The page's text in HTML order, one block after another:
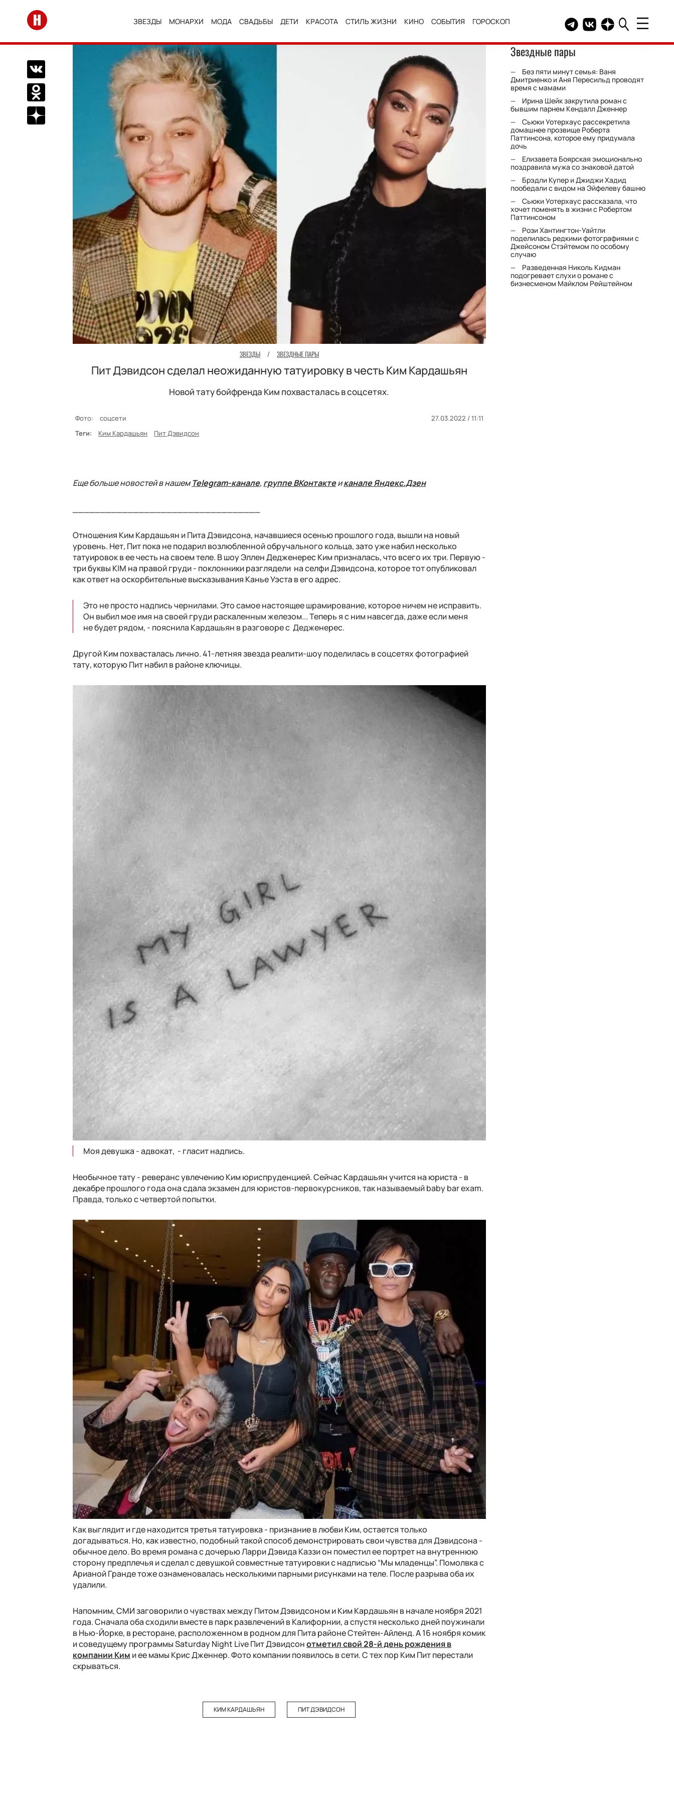
Перейти на главную
ЗВЕЗДЫ МОНАРХИ МОДА СВАДЬБЫ ДЕТИ КРАСОТА СТИЛЬ ЖИЗНИ КИНО СОБЫТИЯ ГОРОСКОП Telegram канал HELLO
Группа HELLO
Канал HELLO в
Поделиться Вконтакте
Поделиться в Одноклассниках
Подписаться на нас в Дзен
ЗВЕЗДЫ / ЗВЕЗДНЫЕ ПАРЫ
Пит Дэвидсон сделал неожиданную татуировку в честь Ким Кардашьян
Новой тату бойфренда Ким похвасталась в соцсетях.
Фото: соцсети
27.03.2022 / 11:11
Теги:
Ким Кардашьян Пит Дэвидсон
Еще больше новостей в нашемTelegram-канале, группе ВКонтактеиканале Яндекс.Дзен
Отношения Ким Кардашьян и Пита Дэвидсона, начавшиеся осенью прошлого года, вышли на новый
уровень. Нет, Пит пока не подарил возлюбленной обручального кольца, зато уже набил несколько
татуировок в ее честь на своем теле. В шоу Эллен Дедженерес Ким призналась, что всего их три. Первую -
три буквы KIM на правой груди - поклонники разглядели на селфи Дэвидсона, которое тот опубликовал
как ответ на оскорбительные высказывания Канье Уэста в его адрес.
Это не просто надпись чернилами. Это самое настоящее шрамирование, которое ничем не исправить.
Он выбил мое имя на своей груди раскаленным железом... Теперь я с ним навсегда, даже если меня
не будет рядом, - пояснила Кардашьян в разговоре с Дедженерес.
Другой Ким похвасталась лично. 41-летняя звезда реалити-шоу поделилась в соцсетях фотографией
тату, которую Пит набил в районе ключицы.
Моя девушка - адвокат, - гласит надпись.
Необычное тату - реверанс увлечению Ким юриспруденцией. Сейчас Кардашьян учится на юриста - в
декабре прошлого года она сдалаэкзамен для юристов-первокурсников, так называемый baby bar exam.
Правда, только с четвертой попытки.
Как выглядит и где находится третья татуировка - признание в любви Ким, остается только
догадываться. Но, как известно, подобный такой способ демонстрировать свои чувства для Дэвидсона -
обычное дело. Во время романа с дочерью Ларри Дэвида Каззи он поместил ее портрет на внутреннюю
сторону предплечья и сделал с девушкой совместные татуировки с надписью “Мы младенцы”. Помолвка с
Арианой Гранде тоже ознаменовалась несколькими парными рисунками на теле. После разрыва оба их
удалили.
Напомним, СМИ заговорили о чувствах между Питом Дэвидсоном и Ким Кардашьян в начале ноября 2021
года. Сначала оба сходили вместе в парк развлечений в Калифорнии, а спустя несколько дней поужинали
в Нью-Йорке, в ресторане, расположенном в родном для Пита районе Стейтен-Айленд. А 16 ноября комик
и соведущему программы Saturday Night Live Пит Дэвидсонотметил свой 28-й день рождения в
компании Ким и ее мамы Крис Дженнер. Фото компании появилось в сети. С тех пор Ким Пит перестали
скрываться.
КИМ КАРДАШЬЯН ПИТ ДЭВИДСОН
Звездные пары
Без пяти минут семья: Ваня
Дмитриенко и Аня Пересильд проводят
время с мамами
Ирина Шейк закрутила роман с
бывшим парнем Кендалл Дженнер
Сьюки Уотерхаус рассекретила
домашнее прозвище Роберта
Паттинсона, которое ему придумала
дочь
Елизавета Боярская эмоционально
поздравила мужа со знаковой датой
Брэдли Купер и Джиджи Хадид
пообедали с видом на Эйфелеву башню
Сьюки Уотерхаус рассказала, что
хочет поменять в жизни с Робертом
Паттинсоном
Рози Хантингтон-Уайтли
поделилась редкими фотографиями с
Джейсоном Стэйтемом по особому
случаю
Разведенная Николь Кидман
подогревает слухи о романе с
бизнесменом Майклом Рейштейном